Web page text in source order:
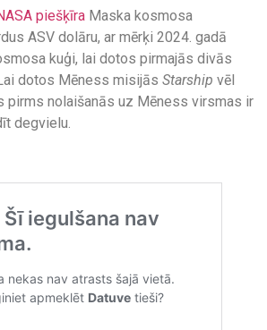
piešķīra Maska kosmosa
ASV dolāru, ar mērķi 2024. gadā
kuģi, lai dotos pirmajās divās
dotos Mēness misijās Starship vēl
pirms nolaišanās uz Mēness virsmas ir
degvielu.